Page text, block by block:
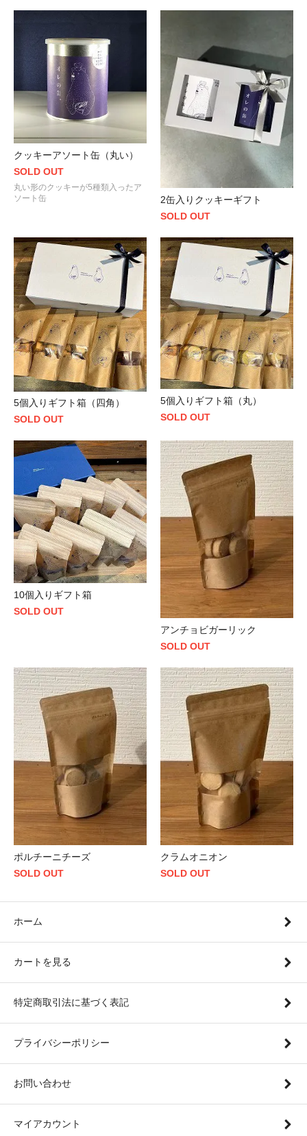
クッキーアソート缶（丸い）
SOLD OUT
丸い形のクッキーが5種類入ったア
ソート缶
2缶入りクッキーギフト
SOLD OUT
5個入りギフト箱（四角）
SOLD OUT
5個入りギフト箱（丸）
SOLD OUT
10個入りギフト箱
SOLD OUT
アンチョビガーリック
SOLD OUT
ポルチーニチーズ
SOLD OUT
クラムオニオン
SOLD OUT
ホーム
カートを見る
特定商取引法に基づく表記
プライバシーポリシー
お問い合わせ
マイアカウント